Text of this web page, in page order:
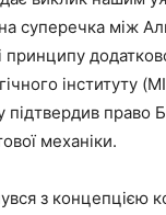
суперечка
принципу
інституту
підтвердив
механіки.
з концепцією